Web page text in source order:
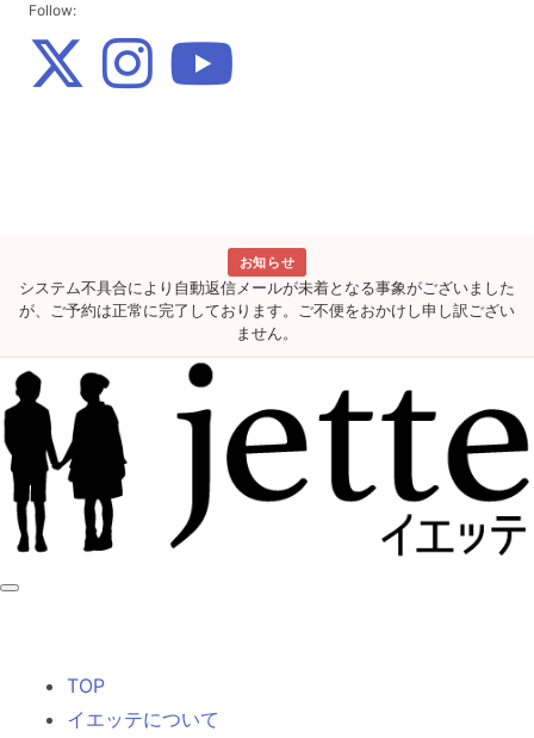
Follow:
お知らせ
システム不具合により自動返信メールが未着となる事象がございました
が、ご予約は正常に完了しております。ご不便をおかけし申し訳ござい
ません。
TOP
イエッテについて